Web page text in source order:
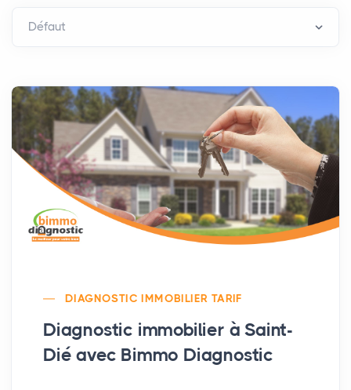
DIAGNOSTIC IMMOBILIER TARIF
Diagnostic immobilier à Saint-
Dié avec Bimmo Diagnostic